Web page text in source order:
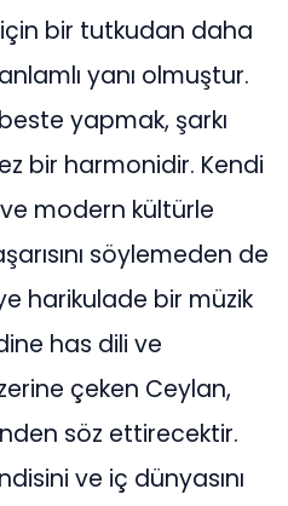
bir tutkudan daha
yanı olmuştur.
yapmak, şarkı
bir harmonidir. Kendi
modern kültürle
söylemeden de
harikulade bir müzik
has dili ve
çeken Ceylan,
söz ettirecektir.
ve iç dünyasını